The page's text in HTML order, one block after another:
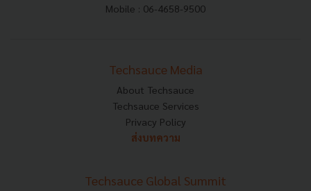
Mobile : 06-4658-9500
Techsauce Media
About Techsauce
Techsauce Services
Privacy Policy
ส่งบทความ
Techsauce Global Summit